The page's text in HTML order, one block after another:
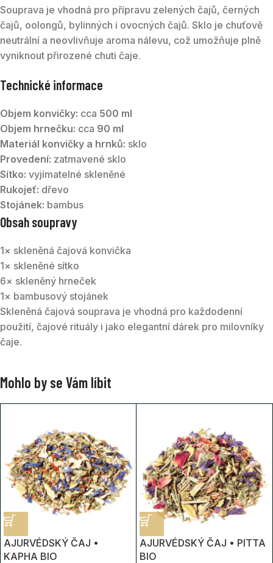
Souprava je vhodná pro přípravu zelených čajů, černých
čajů, oolongů, bylinných i ovocných čajů. Sklo je chuťově
neutrální a neovlivňuje aroma nálevu, což umožňuje plně
vyniknout přirozené chuti čaje.
Technické informace
Objem konvičky: cca 500 ml
Objem hrnečku: cca 90 ml
Materiál konvičky a hrnků: sklo
Provedení: zatmavené sklo
Sítko: vyjímatelné skleněné
Rukojeť: dřevo
Stojánek: bambus
Obsah soupravy
1× skleněná čajová konvička
1× skleněné sítko
6× skleněný hrneček
1× bambusový stojánek
Skleněná čajová souprava je vhodná pro každodenní
použití, čajové rituály i jako elegantní dárek pro milovníky
čaje.
Mohlo by se Vám líbit
AJURVÉDSKÝ ČAJ •
KAPHA BIO
AJURVÉDSKÝ ČAJ • PITTA
BIO